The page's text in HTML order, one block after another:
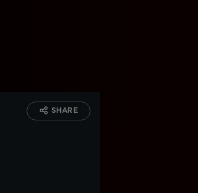
SHARE